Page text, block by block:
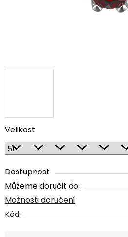
Velikost
Dostupnost
Můžeme doručit do:
Možnosti doručení
Kód: